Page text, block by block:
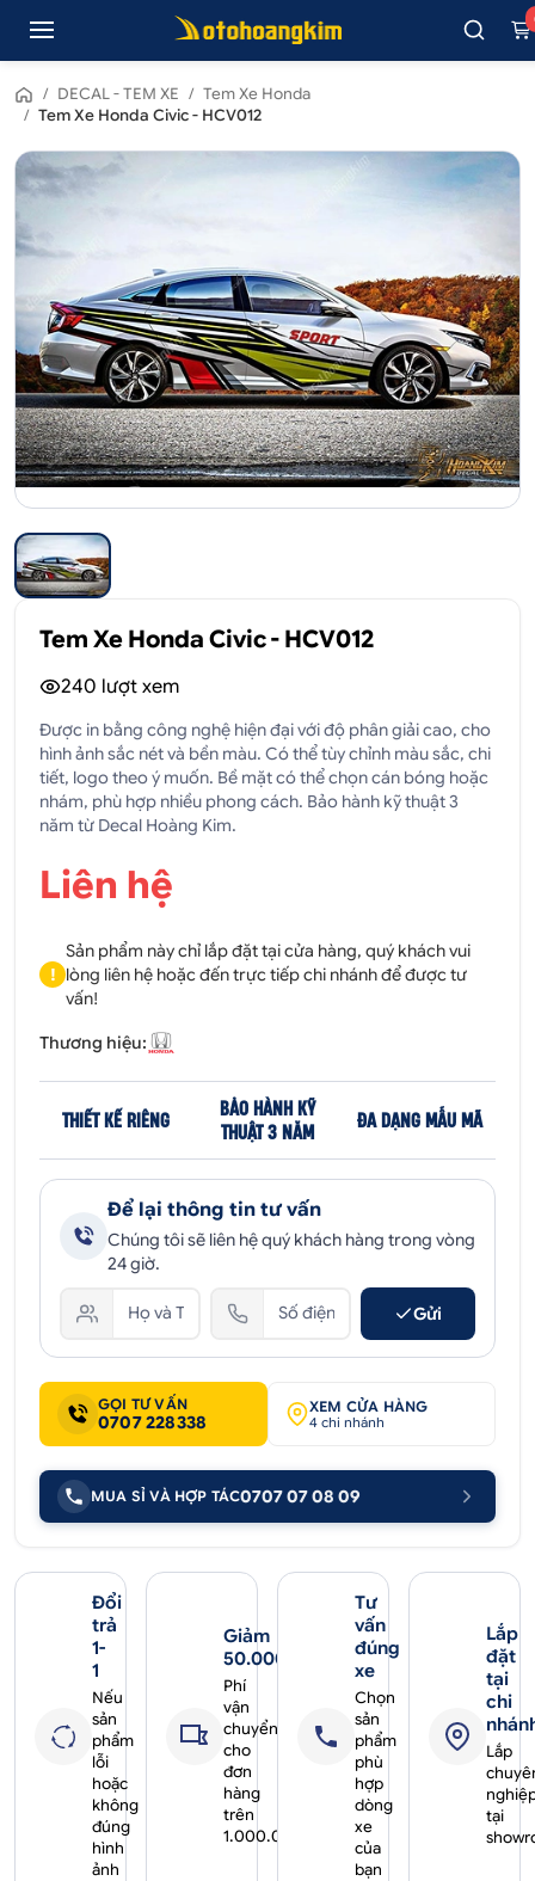
/ DECAL - TEM XE / Tem Xe Honda
/ Tem Xe Honda Civic - HCV012
Tem Xe Honda Civic - HCV012
240 lượt xem
Được in bằng công nghệ hiện đại với độ phân giải cao, cho
hình ảnh sắc nét và bền màu. Có thể tùy chỉnh màu sắc, chi
tiết, logo theo ý muốn. Bề mặt có thể chọn cán bóng hoặc
nhám, phù hợp nhiều phong cách. Bảo hành kỹ thuật 3
năm từ Decal Hoàng Kim.
Liên hệ
!
Sản phẩm này chỉ lắp đặt tại cửa hàng, quý khách vui
lòng liên hệ hoặc đến trực tiếp chi nhánh để được tư
vấn!
Thương hiệu:
THIẾT KẾ RIÊNG
BẢO HÀNH KỸ
THUẬT 3 NĂM
ĐA DẠNG MẪU MÃ
Để lại thông tin tư vấn
Chúng tôi sẽ liên hệ quý khách hàng trong vòng
24 giờ.
Gửi
GỌI TƯ VẤN
0707 228338
XEM CỬA HÀNG
4 chi nhánh
MUA SỈ VÀ HỢP TÁC0707 07 08 09
Đổi
trả
1-
1
Nếu
sản
phẩm
lỗi
hoặc
không
đúng
hình
ảnh
Giảm
50.000₫
Phí
vận
chuyển
cho
đơn
hàng
trên
1.000.000₫
Tư
vấn
đúng
xe
Chọn
sản
phẩm
phù
hợp
dòng
xe
của
bạn
Lắp
đặt
tại
chi
Lắp
tại